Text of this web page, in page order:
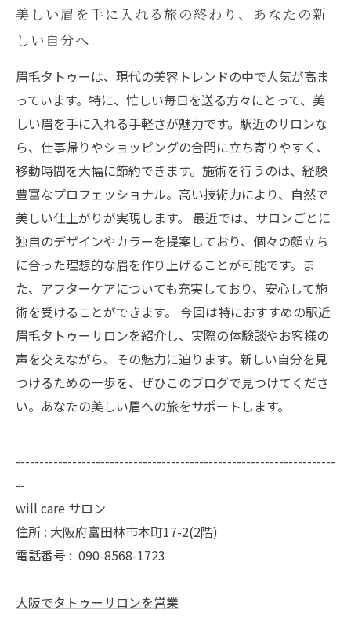
美しい眉を手に入れる旅の終わり、あなたの新
しい自分へ
眉毛タトゥーは、現代の美容トレンドの中で人気が高ま
っています。特に、忙しい毎日を送る方々にとって、美
しい眉を手に入れる手軽さが魅力です。駅近のサロンな
ら、仕事帰りやショッピングの合間に立ち寄りやすく、
移動時間を大幅に節約できます。施術を行うのは、経験
豊富なプロフェッショナル。高い技術力により、自然で
美しい仕上がりが実現します。 最近では、サロンごとに
独自のデザインやカラーを提案しており、個々の顔立ち
に合った理想的な眉を作り上げることが可能です。ま
た、アフターケアについても充実しており、安心して施
術を受けることができます。 今回は特におすすめの駅近
眉毛タトゥーサロンを紹介し、実際の体験談やお客様の
声を交えながら、その魅力に迫ります。新しい自分を見
つけるための一歩を、ぜひこのブログで見つけてくださ
い。あなたの美しい眉への旅をサポートします。
--------------------------------------------------------------------
--
will care サロン
住所 : 大阪府富田林市本町17-2(2階)
電話番号 : 090-8568-1723
大阪でタトゥーサロンを営業